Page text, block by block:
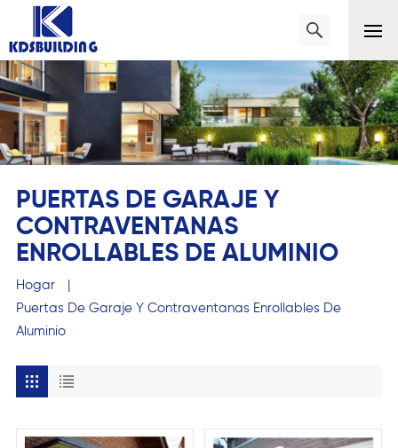
PUERTAS DE GARAJE Y
CONTRAVENTANAS
ENROLLABLES DE ALUMINIO
Hogar
|
Puertas De Garaje Y Contraventanas Enrollables De
Aluminio